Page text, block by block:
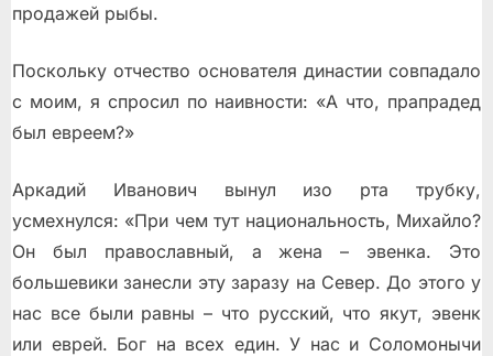
продажей рыбы.
Поскольку отчество основателя династии совпадало
с моим, я спросил по наивности: «А что, прапрадед
был евреем?»
Аркадий Иванович вынул изо рта трубку,
усмехнулся: «При чем тут национальность, Михайло?
Он был православный, а жена – эвенка. Это
большевики занесли эту заразу на Север. До этого у
нас все были равны – что русский, что якут, эвенк
или еврей. Бог на всех един. У нас и Соломонычи